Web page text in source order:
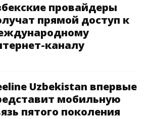
провайдеры
прямой доступ к
каналу
Uzbekistan впервые
мобильную
пятого поколения